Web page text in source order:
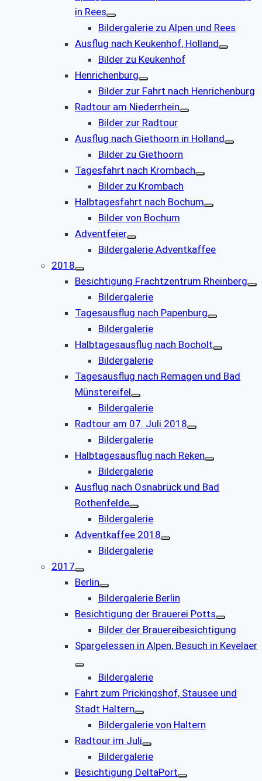
in Rees
Bildergalerie zu Alpen und Rees
Ausflug nach Keukenhof, Holland
Bilder zu Keukenhof
Henrichenburg
Bilder zur Fahrt nach Henrichenburg
Radtour am Niederrhein
Bilder zur Radtour
Ausflug nach Giethoorn in Holland
Bilder zu Giethoorn
Tagesfahrt nach Krombach
Bilder zu Krombach
Halbtagesfahrt nach Bochum
Bilder von Bochum
Adventfeier
Bildergalerie Adventkaffee
2018
Besichtigung Frachtzentrum Rheinberg
Bildergalerie
Tagesausflug nach Papenburg
Bildergalerie
Halbtagesausflug nach Bocholt
Bildergalerie
Tagesausflug nach Remagen und Bad
Münstereifel
Bildergalerie
Radtour am 07. Juli 2018
Bildergalerie
Halbtagesausflug nach Reken
Bildergalerie
Ausflug nach Osnabrück und Bad
Rothenfelde
Bildergalerie
Adventkaffee 2018
Bildergalerie
2017
Berlin
Bildergalerie Berlin
Besichtigung der Brauerei Potts
Bilder der Brauereibesichtigung
Spargelessen in Alpen, Besuch in Kevelaer
Bildergalerie
Fahrt zum Prickingshof, Stausee und
Stadt Haltern
Bildergalerie von Haltern
Radtour im Juli
Bildergalerie
Besichtigung DeltaPort